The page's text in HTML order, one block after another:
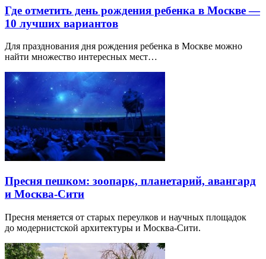
Где отметить день рождения ребенка в Москве —
10 лучших вариантов
Для празднования дня рождения ребенка в Москве можно
найти множество интересных мест…
Пресня пешком: зоопарк, планетарий, авангард
и Москва-Сити
Пресня меняется от старых переулков и научных площадок
до модернистской архитектуры и Москва-Сити.